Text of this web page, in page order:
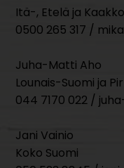
Itä-, Etelä ja
0500 265 317 /
Juha-Matti Aho
Lounais-Suomi ja
044 7170 022 /
Jani Vainio
Koko Suomi